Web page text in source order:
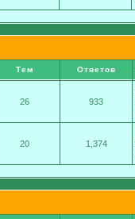
Тем Ответов
26 933
20 1,374